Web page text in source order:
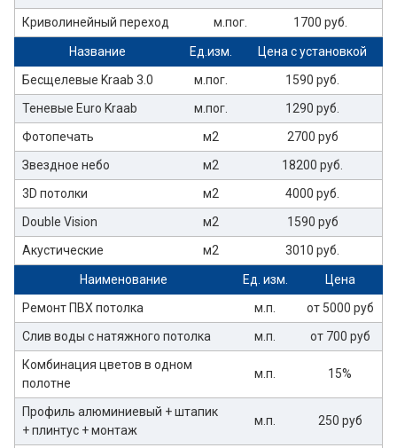
Криволинейный переход
м.пог. 1700 руб.
Название Ед.изм.
Цена с установкой
Бесщелевые Kraab 3.0
м.пог.
1590 руб.
Теневые Euro Kraab
м.пог.
1290 руб.
Фотопечать
м2
2700 руб
Звездное небо
м2
18200 руб.
3D потолки
м2
4000 руб.
Double Vision
м2
1590 руб
Акустические
м2 3010 руб.
Наименование Ед. изм.
Цена
Ремонт ПВХ потолка
м.п.
от 5000 руб
Слив воды с натяжного потолка
м.п.
от 700 руб
Комбинация цветов в одном
полотне
м.п. 15%
Профиль алюминиевый + штапик
+ плинтус + монтаж
м.п. 250 руб